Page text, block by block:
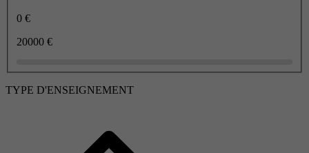
0 €
20000 €
TYPE D'ENSEIGNEMENT